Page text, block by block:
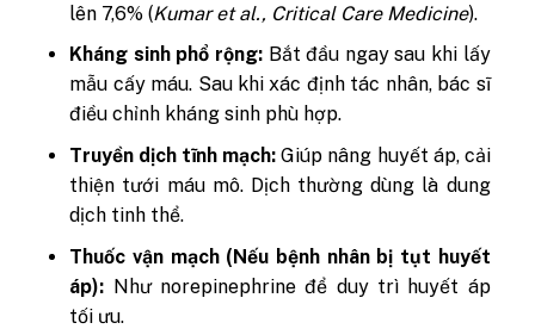
lên 7,6% (Kumar et al., Critical Care Medicine).
Kháng sinh phổ rộng: Bắt đầu ngay sau khi lấy
mẫu cấy máu. Sau khi xác định tác nhân, bác sĩ
điều chỉnh kháng sinh phù hợp.
Truyền dịch tĩnh mạch:Giúp nâng huyết áp, cải
thiện tưới máu mô. Dịch thường dùng là dung
dịch tinh thể.
Thuốc vận mạch (Nếu bệnh nhân bị tụt huyết
áp): Như norepinephrine để duy trì huyết áp
tối ưu.